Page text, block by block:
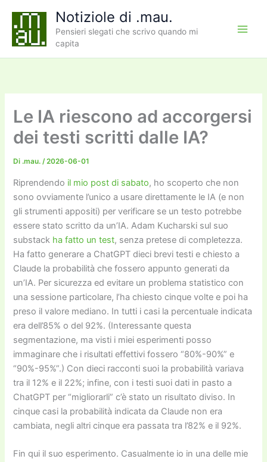
contenuto
Notiziole di .mau.
Pensieri slegati che scrivo quando mi
capita
Le IA riescono ad accorgersi
dei testi scritti dalle IA?
Di .mau./2026-06-01
Riprendendo il mio post di sabato, ho scoperto che non
sono ovviamente l’unico a usare direttamente le IA (e non
gli strumenti appositi) per verificare se un testo potrebbe
essere stato scritto da un’IA. Adam Kucharski sul suo
substack ha fatto un test, senza pretese di completezza.
Ha fatto generare a ChatGPT dieci brevi testi e chiesto a
Claude la probabilità che fossero appunto generati da
un’IA. Per sicurezza ed evitare un problema statistico con
una sessione particolare, l’ha chiesto cinque volte e poi ha
preso il valore mediano. In tutti i casi la percentuale indicata
era dell’85% o del 92%. (Interessante questa
segmentazione, ma visti i miei esperimenti posso
immaginare che i risultati effettivi fossero “80%-90%” e
“90%-95%”.) Con dieci racconti suoi la probabilità variava
tra il 12% e il 22%; infine, con i testi suoi dati in pasto a
ChatGPT per “migliorarli” c’è stato un risultato diviso. In
cinque casi la probabilità indicata da Claude non era
cambiata, negli altri cinque era passata tra l’82% e il 92%.
Fin qui il suo esperimento. Casualmente io in una delle mie